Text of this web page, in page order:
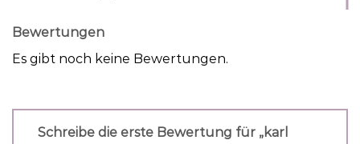
Bewertungen
Es gibt noch keine Bewertungen.
Schreibe die erste Bewertung für „karl